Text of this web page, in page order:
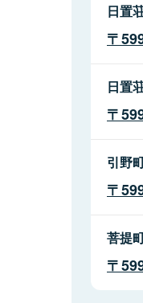
日置
日置
引野
菩提